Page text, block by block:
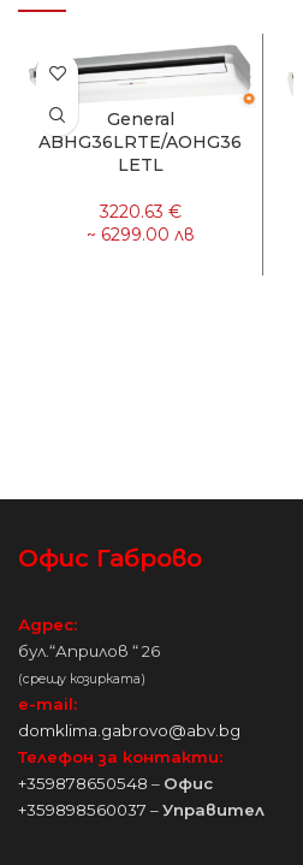
General
ABHG36LRTE/AOHG36
LETL
Офис Габрово
Адрес:
бул.“Априлов “ 26
(срещу козирката)
e-mail:
domklima.gabrovo@abv.bg
Телефон за контакти:
+359878650548 – Офис
+359898560037 –Управител